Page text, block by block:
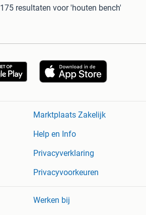
175 resultaten voor 'houten bench'
Marktplaats Zakelijk
Help en Info
Privacyverklaring
Privacyvoorkeuren
Werken bij